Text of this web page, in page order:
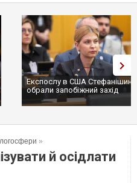
Експослу в США Стефанішиній
обрали запобіжний захід
»
й осідлати